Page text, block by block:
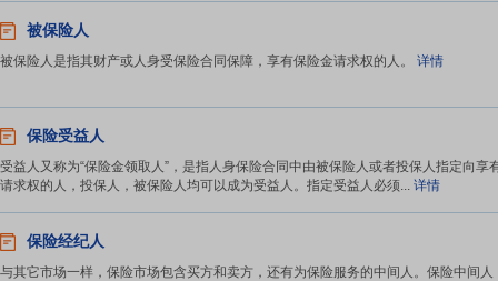
被保险人
被保险人是指其财产或人身受保险合同保障，享有保险金请求权的人。 详情
保险受益人
受益人又称为“保险金领取人”，是指人身保险合同中由被保险人或者投保人指定向享
请求权的人，投保人，被保险人均可以成为受益人。指定受益人必须... 详情
保险经纪人
与其它市场一样，保险市场包含买方和卖方，还有为保险服务的中间人。保险中间人